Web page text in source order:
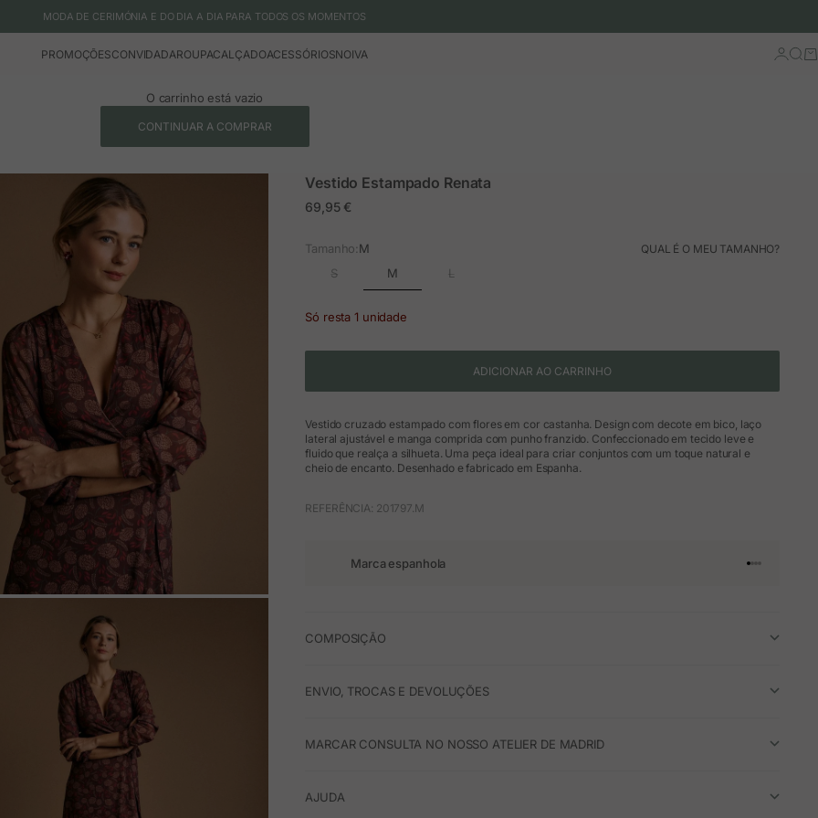
MODA DE CERIMÓNIA E DO DIA A DIA PARA TODOS OS MOMENTOS
PROMOÇÕESCONVIDADAROUPACALÇADOACESSÓRIOSNOIVA Iniciar
O carrinho está vazio
CONTINUAR A COMPRAR
Vestido Estampado Renata
Preço em promoção
69,95 €
Tamanho:M QUAL É O MEU TAMANHO?
S M L
Só resta 1 unidade
ADICIONAR AO CARRINHO
Vestido cruzado estampado com flores em cor castanha. Design com decote em bico, laço
lateral ajustável e manga comprida com punho franzido. Confeccionado em tecido leve e
fluido que realça a silhueta. Uma peça ideal para criar conjuntos com um toque natural e
cheio de encanto. Desenhado e fabricado em Espanha.
REFERÊNCIA: 201797.M
Marca espanhola Ir para o
Ir para o
Ir para o
Ir para o
COMPOSIÇÃO
ENVIO, TROCAS E DEVOLUÇÕES
MARCAR CONSULTA NO NOSSO ATELIER DE MADRID
AJUDA